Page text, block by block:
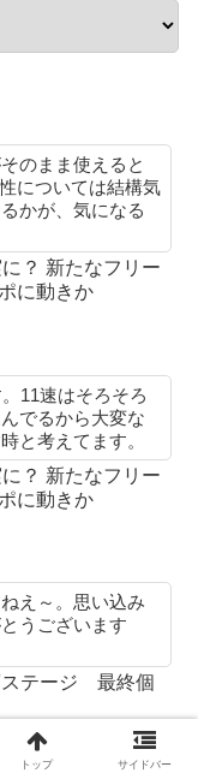
のまま使えると
については結構気
かが、気になる
？ 新たなフリー
に動きか
11速はそろそろ
でるから大変な
と考えてます。
？ 新たなフリー
に動きか
え～。思い込み
うございます
ステージ 最終個
トップ サイドバー